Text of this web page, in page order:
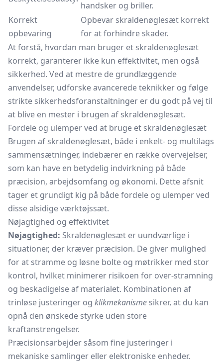
handsker og briller.
Korrekt
opbevaring
Opbevar skraldenøglesæt korrekt
for at forhindre skader.
At forstå, hvordan man bruger et skraldenøglesæt
korrekt, garanterer ikke kun effektivitet, men også
sikkerhed. Ved at mestre de grundlæggende
anvendelser, udforske avancerede teknikker og følge
strikte sikkerhedsforanstaltninger er du godt på vej til
at blive en mester i brugen af skraldenøglesæt.
Fordele og ulemper ved at bruge et skraldenøglesæt
Brugen af skraldenøglesæt, både i enkelt- og multilags
sammensætninger, indebærer en række overvejelser,
som kan have en betydelig indvirkning på både
præcision, arbejdsomfang og økonomi. Dette afsnit
tager et grundigt kig på både fordele og ulemper ved
disse alsidige værktøjssæt.
Nøjagtighed og effektivitet
Nøjagtighed: Skraldenøglesæt er uundværlige i
situationer, der kræver præcision. De giver mulighed
for at stramme og løsne bolte og møtrikker med stor
kontrol, hvilket minimerer risikoen for over-stramning
og beskadigelse af materialet. Kombinationen af
trinløse justeringer og klikmekanisme sikrer, at du kan
opnå den ønskede styrke uden store
kraftanstrengelser.
Præcisionsarbejder såsom fine justeringer i
mekaniske samlinger eller elektroniske enheder.